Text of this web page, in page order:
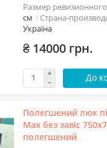
Размер
см
Страна-
Україна
₴ 14000 грн.
До
Полегшений люк
Мах без завіс
полегшений